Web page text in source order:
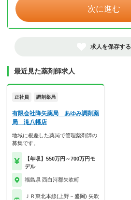
次に進む
求人を保存する
最近見た薬剤師求人
正社員 調剤薬局
有限会社降矢薬局 あゆみ調剤薬
局 滝八幡店
地域に根差した薬局で管理薬剤師の
募集です。
【年収】550万円～700万円モ
デル
福島県 西白河郡矢吹町
ＪＲ東北本線(上野－盛岡) 矢吹